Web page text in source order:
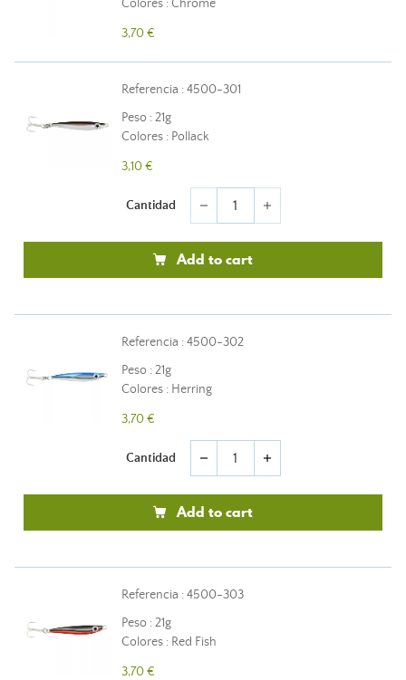
Colores : Chrome
3,70 €
Referencia : 4500-301
Peso : 21g
Colores : Pollack
3,10 €
Cantidad remove add
Add to cart
Referencia : 4500-302
Peso : 21g
Colores : Herring
3,70 €
Cantidad remove add
Add to cart
Referencia : 4500-303
Peso : 21g
Colores : Red Fish
3,70 €